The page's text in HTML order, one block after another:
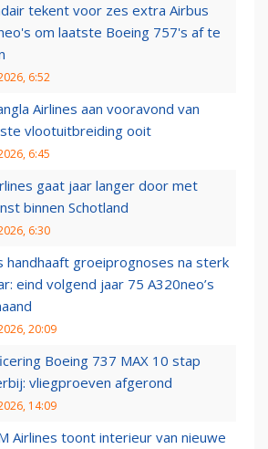
tekent voor zes extra Airbus
om laatste Boeing 757's af te
6:52
Airlines aan vooravond van
vlootuitbreiding ooit
6:45
gaat jaar langer door met
binnen Schotland
6:30
handhaaft groeiprognoses na sterk
eind volgend jaar 75 A320neo’s
20:09
Boeing 737 MAX 10 stap
vliegproeven afgerond
14:09
Airlines toont interieur van nieuwe